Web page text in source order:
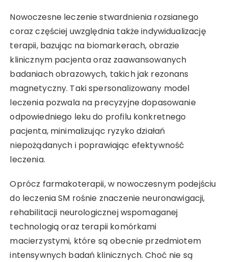
Nowoczesne leczenie stwardnienia rozsianego
coraz częściej uwzględnia także indywidualizację
terapii, bazując na biomarkerach, obrazie
klinicznym pacjenta oraz zaawansowanych
badaniach obrazowych, takich jak rezonans
magnetyczny. Taki spersonalizowany model
leczenia pozwala na precyzyjne dopasowanie
odpowiedniego leku do profilu konkretnego
pacjenta, minimalizując ryzyko działań
niepożądanych i poprawiając efektywność
leczenia.
Oprócz farmakoterapii, w nowoczesnym podejściu
do leczenia SM rośnie znaczenie neuronawigacji,
rehabilitacji neurologicznej wspomaganej
technologią oraz terapii komórkami
macierzystymi, które są obecnie przedmiotem
intensywnych badań klinicznych. Choć nie są